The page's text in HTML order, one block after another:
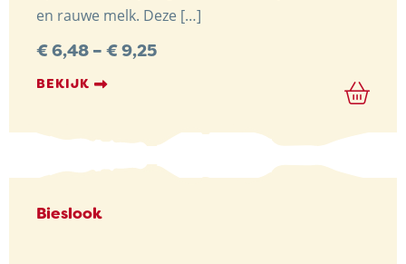
en rauwe melk. Deze […]
€6,48 – €9,25Preisspanne:
BEKIJK
Bieslook